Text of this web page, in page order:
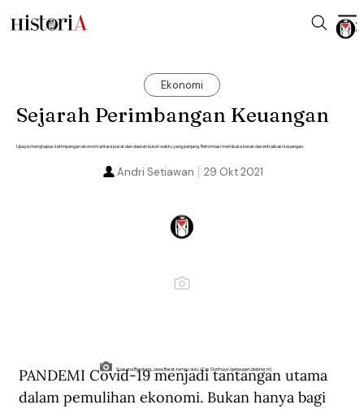
Ekonomi
Sejarah Perimbangan Keuangan
Upaya menghapus ketimpangan ekonomi antara pusat dan daerah butuh waktu yang panjang. Reformasi membuka keran desentralisasi keuangan.
29 Okt 2021
Andri Setiawan
Suasana Bandung, Jawa Barat, tempo dulu. (Cas Oorthuys/geheugen.delpher.nl).
PANDEMI Covid-19 menjadi tantangan utama
dalam pemulihan ekonomi. Bukan hanya bagi